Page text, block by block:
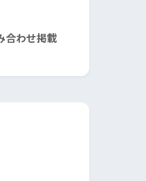
合わせ掲載